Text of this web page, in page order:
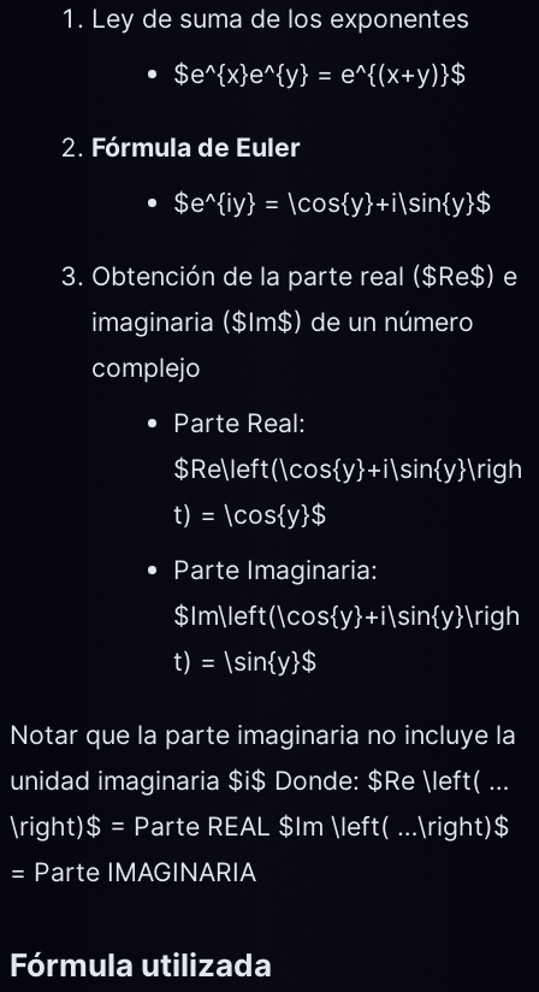
Ley de suma de los exponentes
$e^{x}e^{y} = e^{(x+y)}$
Fórmula de Euler
$e^{iy} = \cos{y}+i\sin{y}$
Obtención de la parte real ($Re$) e
imaginaria ($Im$) de un número
complejo
Parte Real:
$Re\left(\cos{y}+i\sin{y}\righ
t) = \cos{y}$
Parte Imaginaria:
$Im\left(\cos{y}+i\sin{y}\righ
t) = \sin{y}$
Notar que la parte imaginaria no incluye la
unidad imaginaria $i$ Donde: $Re \left( …
\right)$ = Parte REAL $Im \left( …\right)$
= Parte IMAGINARIA
Fórmula utilizada